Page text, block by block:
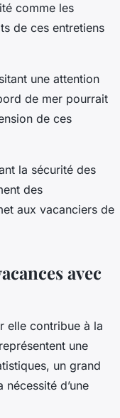
comme les
de ces entretiens
une attention
de mer pourrait
de ces
la sécurité des
des
aux vacanciers de
avec
elle contribue à la
une
un grand
d’une